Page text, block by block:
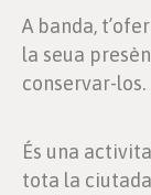
A banda,
la seua
conservar-los.
És una
tota la